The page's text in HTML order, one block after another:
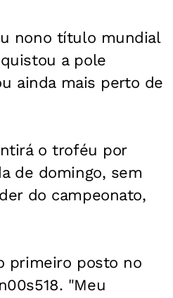
nono título mundial
a pole
ainda mais perto de
o troféu por
de domingo, sem
do campeonato,
primeiro posto no
"Meu